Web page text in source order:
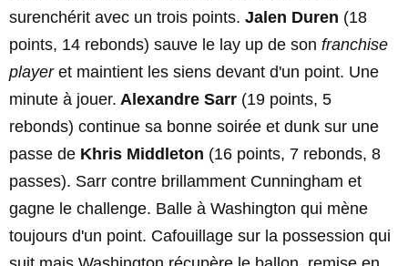
surenchérit avec un trois points. Jalen Duren (18
points, 14 rebonds) sauve le lay up de son franchise
playeret maintient les siens devant d'un point. Une
minute à jouer. Alexandre Sarr (19 points, 5
rebonds) continue sa bonne soirée et dunk sur une
passe de Khris Middleton (16 points, 7 rebonds, 8
passes). Sarr contre brillamment Cunningham et
gagne le challenge. Balle à Washington qui mène
toujours d'un point. Cafouillage sur la possession qui